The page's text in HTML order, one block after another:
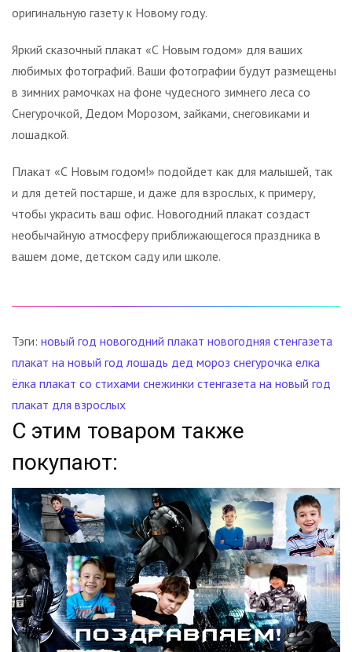
оригинальную газету к Новому году.
Яркий сказочный плакат «С Новым годом» для ваших
любимых фотографий. Ваши фотографии будут размещены
в зимних рамочках на фоне чудесного зимнего леса со
Снегурочкой, Дедом Морозом, зайками, снеговиками и
лошадкой.
Плакат «С Новым годом!» подойдет как для малышей, так
и для детей постарше, и даже для взрослых, к примеру,
чтобы украсить ваш офис. Новогодний плакат создаст
необычайную атмосферу приближающегося праздника в
вашем доме, детском саду или школе.
Тэги: новый год новогодний плакат новогодняя стенгазета
плакат на новый год лошадь дед мороз снегурочка елка
ёлка плакат со стихами снежинки стенгазета на новый год
плакат для взрослых
С этим товаром также
покупают: